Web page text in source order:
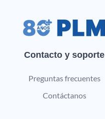
Contacto y soporte
Preguntas frecuentes
Contáctanos